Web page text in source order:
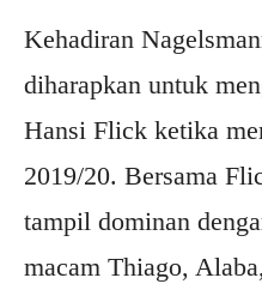
Kehadiran
diharapkan untuk
Hansi Flick ketika
2019/20. Bersama
tampil dominan
macam Thiago,